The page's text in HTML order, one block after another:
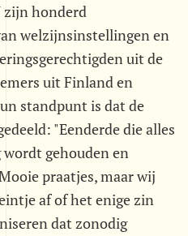
zijn honderd
welzijnsinstellingen en
uit de
uit Finland en
standpunt is dat de
"Eenderde die alles
gehouden en
praatjes, maar wij
af of het enige zin
dat zonodig